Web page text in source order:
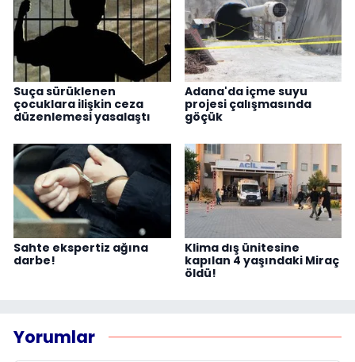
Suça sürüklenen
çocuklara ilişkin ceza
düzenlemesi yasalaştı
Adana'da içme suyu
projesi çalışmasında
göçük
Sahte ekspertiz ağına
darbe!
Klima dış ünitesine
kapılan 4 yaşındaki Miraç
öldü!
Yorumlar